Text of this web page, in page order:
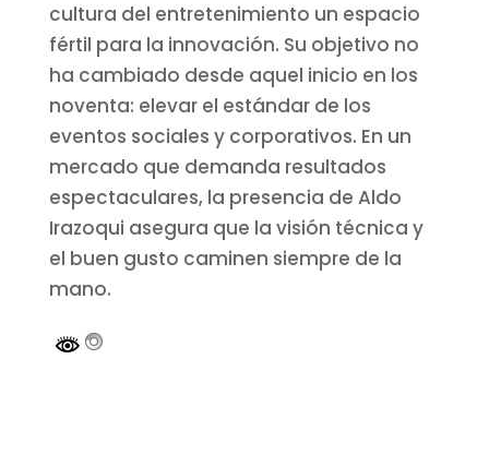
cultura del entretenimiento un espacio
fértil para la innovación. Su objetivo no
ha cambiado desde aquel inicio en los
noventa: elevar el estándar de los
eventos sociales y corporativos. En un
mercado que demanda resultados
espectaculares, la presencia de Aldo
Irazoqui asegura que la visión técnica y
el buen gusto caminen siempre de la
mano.